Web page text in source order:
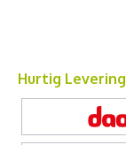
Hurtig Levering